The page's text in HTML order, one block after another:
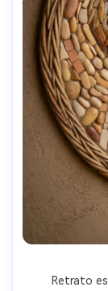
Retrato